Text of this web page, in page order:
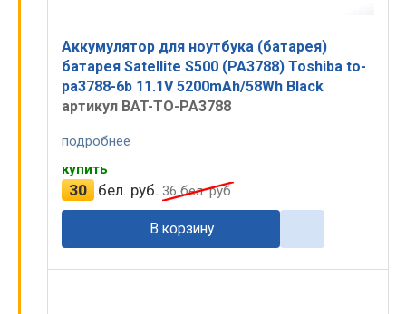
Аккумулятор для ноутбука (батарея)
батарея Satellite S500 (PA3788) Toshiba to-
pa3788-6b 11.1V 5200mAh/58Wh Black
артикул BAT-TO-PA3788
подробнее
купить
30 бел. руб. 36бел. руб.
В корзину